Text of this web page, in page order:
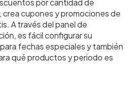
por cantidad de
cupones y promociones de
A través del panel de
es fácil configurar su
fechas especiales y también
qué productos y periodo es